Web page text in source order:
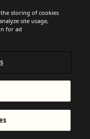
à un achat.
a doublé le CA
la carte de
de Maison
de
début 2024
the storing of cookies
site usage,
for ad